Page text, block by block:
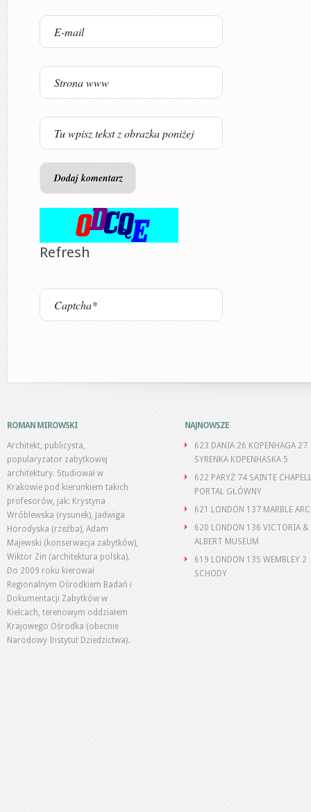
Refresh
ROMAN MIROWSKI
Architekt, publicysta,
popularyzator zabytkowej
architektury. Studiował w
Krakowie pod kierunkiem takich
profesorów, jak: Krystyna
Wróblewska (rysunek), Jadwiga
Horodyska (rzeźba), Adam
Majewski (konserwacja zabytków),
Wiktor Zin (architektura polska).
Do 2009 roku kierował
Regionalnym Ośrodkiem Badań i
Dokumentacji Zabytków w
Kielcach, terenowym oddziałem
Krajowego Ośrodka (obecnie
Narodowy Instytut Dziedzictwa).
NAJNOWSZE
623 DANIA 26 KOPENHAGA 27
SYRENKA KOPENHASKA 5
622 PARYŻ 74 SAINTE
PORTAL GŁÓWNY
621 LONDON 137 MARBLE
620 LONDON 136 VICTORIA &
ALBERT MUSEUM
619 LONDON 135 WEMBLEY 2
SCHODY